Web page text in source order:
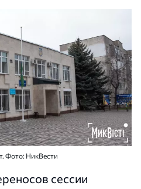
Фото: НикВести
сессии